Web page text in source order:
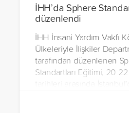
İHH’da Sphere
düzenlendi
İHH İnsani Yardım Vakfı
Ülkeleriyle İlişkiler
tarafından düzenlenen
Standartları Eğitimi, 20-
gerçekleştirildi.